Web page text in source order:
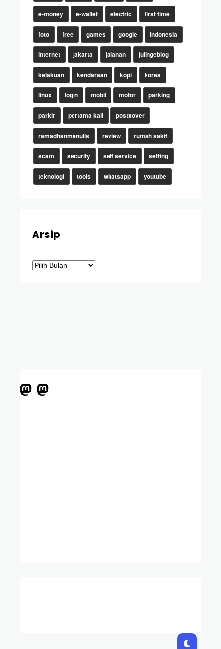
e-money e-wallet electric first time
foto free games google indonesia
internet jakarta jalanan julingeblog
kelakuan kendaraan kopi korea
linux login mobil motor parking
parkir pertama kali postxover
ramadhanmenulis review rumah sakit
scam security self service setting
teknologi tools whatsapp youtube
Arsip
Arsip